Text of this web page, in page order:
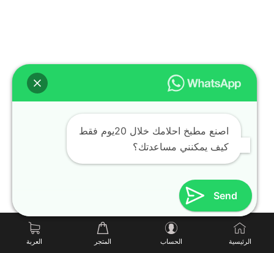
الرئيسية الحساب المتجر العربة
اصنع مطبخ احلامك خلال 20يوم فقط
كيف يمكنني مساعدتك؟
Send